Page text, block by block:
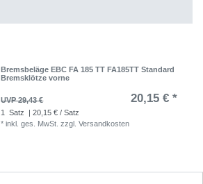
Bremsbeläge EBC FA 185 TT FA185TT Standard
Bremsklötze vorne
UVP 29,43 € 20,15 € *
1 Satz
| 20,15 € / Satz
*inkl. ges. MwSt. zzgl.Versandkosten